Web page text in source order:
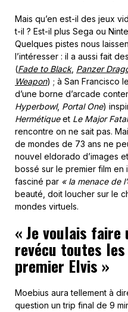
Mais qu’en est-il des jeux
t-il ? Est-il plus Sega ou
Quelques pistes nous
l’intéresser : il a aussi fait
(Fade to Black, Panzer
Weapon) ; à San Francisco
d’une borne d’arcade
Hyperbowl, Portal One)
Hermétiqueet Le Major Fatal
rencontre on ne sait pas.
de mondes de 73 ans ne
nouvel eldorado d’images
bossé sur le premier film en
fasciné par « la menace de
beauté, doit loucher sur le
mondes virtuels.
« Je voulais
revécu toutes
premier Elvis »
Moebius aura tellement à
question un trip final de 9